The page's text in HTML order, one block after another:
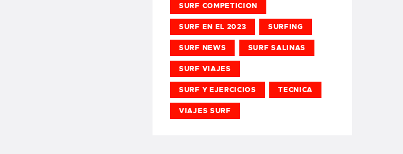
SURF COMPETICION
SURF EN EL 2023 SURFING
SURF NEWS SURF SALINAS
SURF VIAJES
SURF Y EJERCICIOS TECNICA
VIAJES SURF